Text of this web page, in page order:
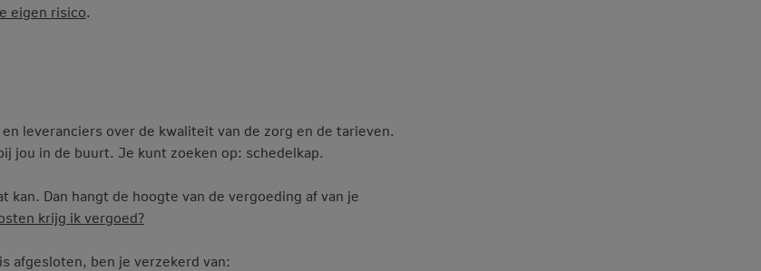
eigen risico.
leveranciers over de kwaliteit van de zorg en de tarieven.
jou in de buurt. Je kunt zoeken op: schedelkap.
kan. Dan hangt de hoogte van de vergoeding af van je
krijg ik vergoed?
afgesloten, ben je verzekerd van: